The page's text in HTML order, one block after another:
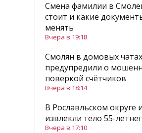
Смена фамилии в
стоит и какие
менять
Вчера в 19:18
Смолян в домовых чатах
предупредили о
поверкой счётчиков
Вчера в 18:14
В Рославльском округе
извлекли тело 55-
Вчера в 17:10